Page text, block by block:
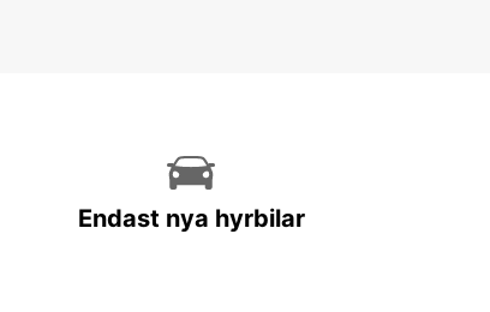
Endast nya hyrbilar